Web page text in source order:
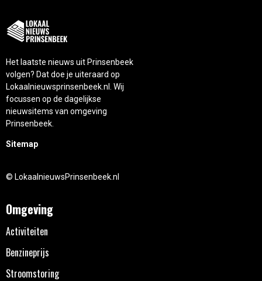
Het laatste nieuws uit Prinsenbeek
volgen? Dat doe je uiteraard op
Lokaalnieuwsprinsenbeek.nl. Wij
focussen op de dagelijkse
nieuwsitems van omgeving
Prinsenbeek.
Sitemap
© LokaalnieuwsPrinsenbeek.nl
Omgeving
Activiteiten
Benzineprijs
Stroomstoring